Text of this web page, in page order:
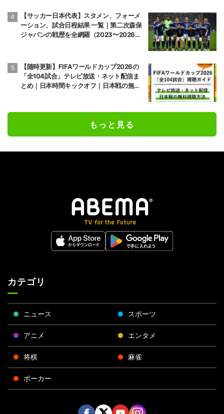
【サッカー日本代表】スタメン、フォーメ
ーション、試合日程結果 一覧｜第二次森保
ジャパンの戦歴を全網羅（2023〜2026
【随時更新】FIFAワールドカップ2026の
「全104試合」テレビ放送・ネット配信ま
とめ｜日本時間キックオフ｜日本戦の無料
もっと見る
カテゴリ
ニュース スポーツ
アニメ エンタメ
将棋 麻雀
ポーカー